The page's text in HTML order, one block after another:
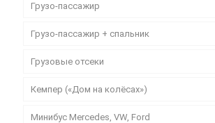
Грузо-пассажир
Грузо-пассажир + спальник
Грузовые отсеки
Кемпер («Дом на колёсах»)
Минибус Mercedes, VW, Ford